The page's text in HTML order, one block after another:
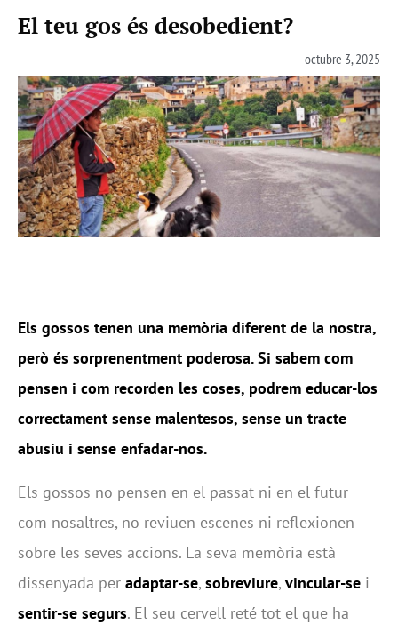
El teu gos és desobedient?
octubre 3, 2025
Els gossos tenen una memòria diferent de la nostra,
però és sorprenentment poderosa. Si sabem com
pensen i com recorden les coses, podrem educar-los
correctament sense malentesos, sense un tracte
abusiu i sense enfadar-nos.
Els gossos no pensen en el passat ni en el futur
com nosaltres, no reviuen escenes ni reflexionen
sobre les seves accions. La seva memòria està
dissenyada per adaptar-se, sobreviure, vincular-se i
sentir-se segurs. El seu cervell reté tot el que ha